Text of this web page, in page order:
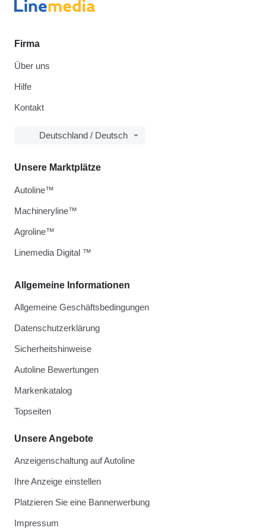
Firma
Über uns
Hilfe
Kontakt
Deutschland / Deutsch
Allgemeine Informationen
Allgemeine Geschäftsbedingungen
Datenschutzerklärung
Sicherheitshinweise
Autoline Bewertungen
Markenkatalog
Topseiten
Unsere Angebote
Anzeigenschaltung auf Autoline
Ihre Anzeige einstellen
Platzieren Sie eine Bannerwerbung
Impressum
Unsere Marktplätze
Autoline™
Machineryline™
Agroline™
Linemedia Digital ™